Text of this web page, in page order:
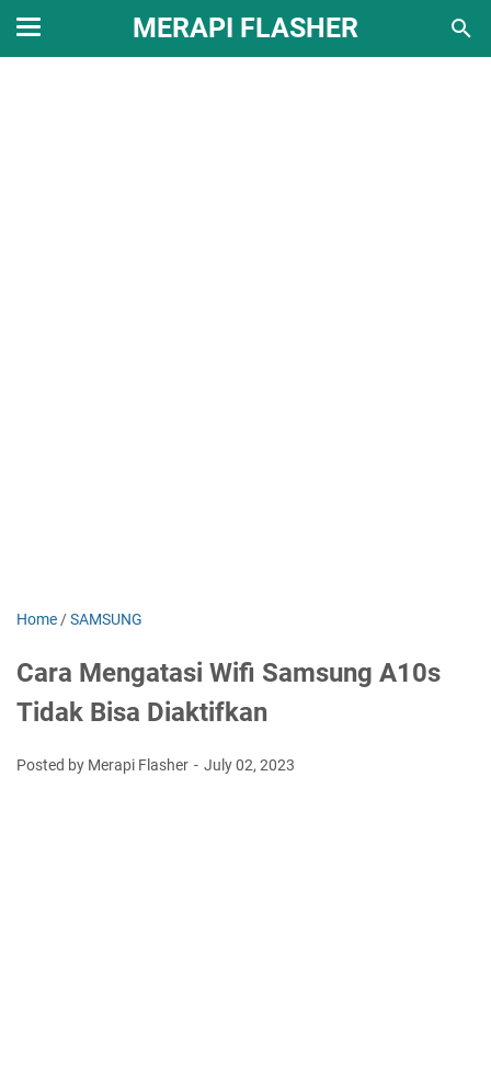
MERAPI FLASHER
Home /SAMSUNG
Cara Mengatasi Wifi Samsung A10s
Tidak Bisa Diaktifkan
Posted by Merapi Flasher July 02, 2023